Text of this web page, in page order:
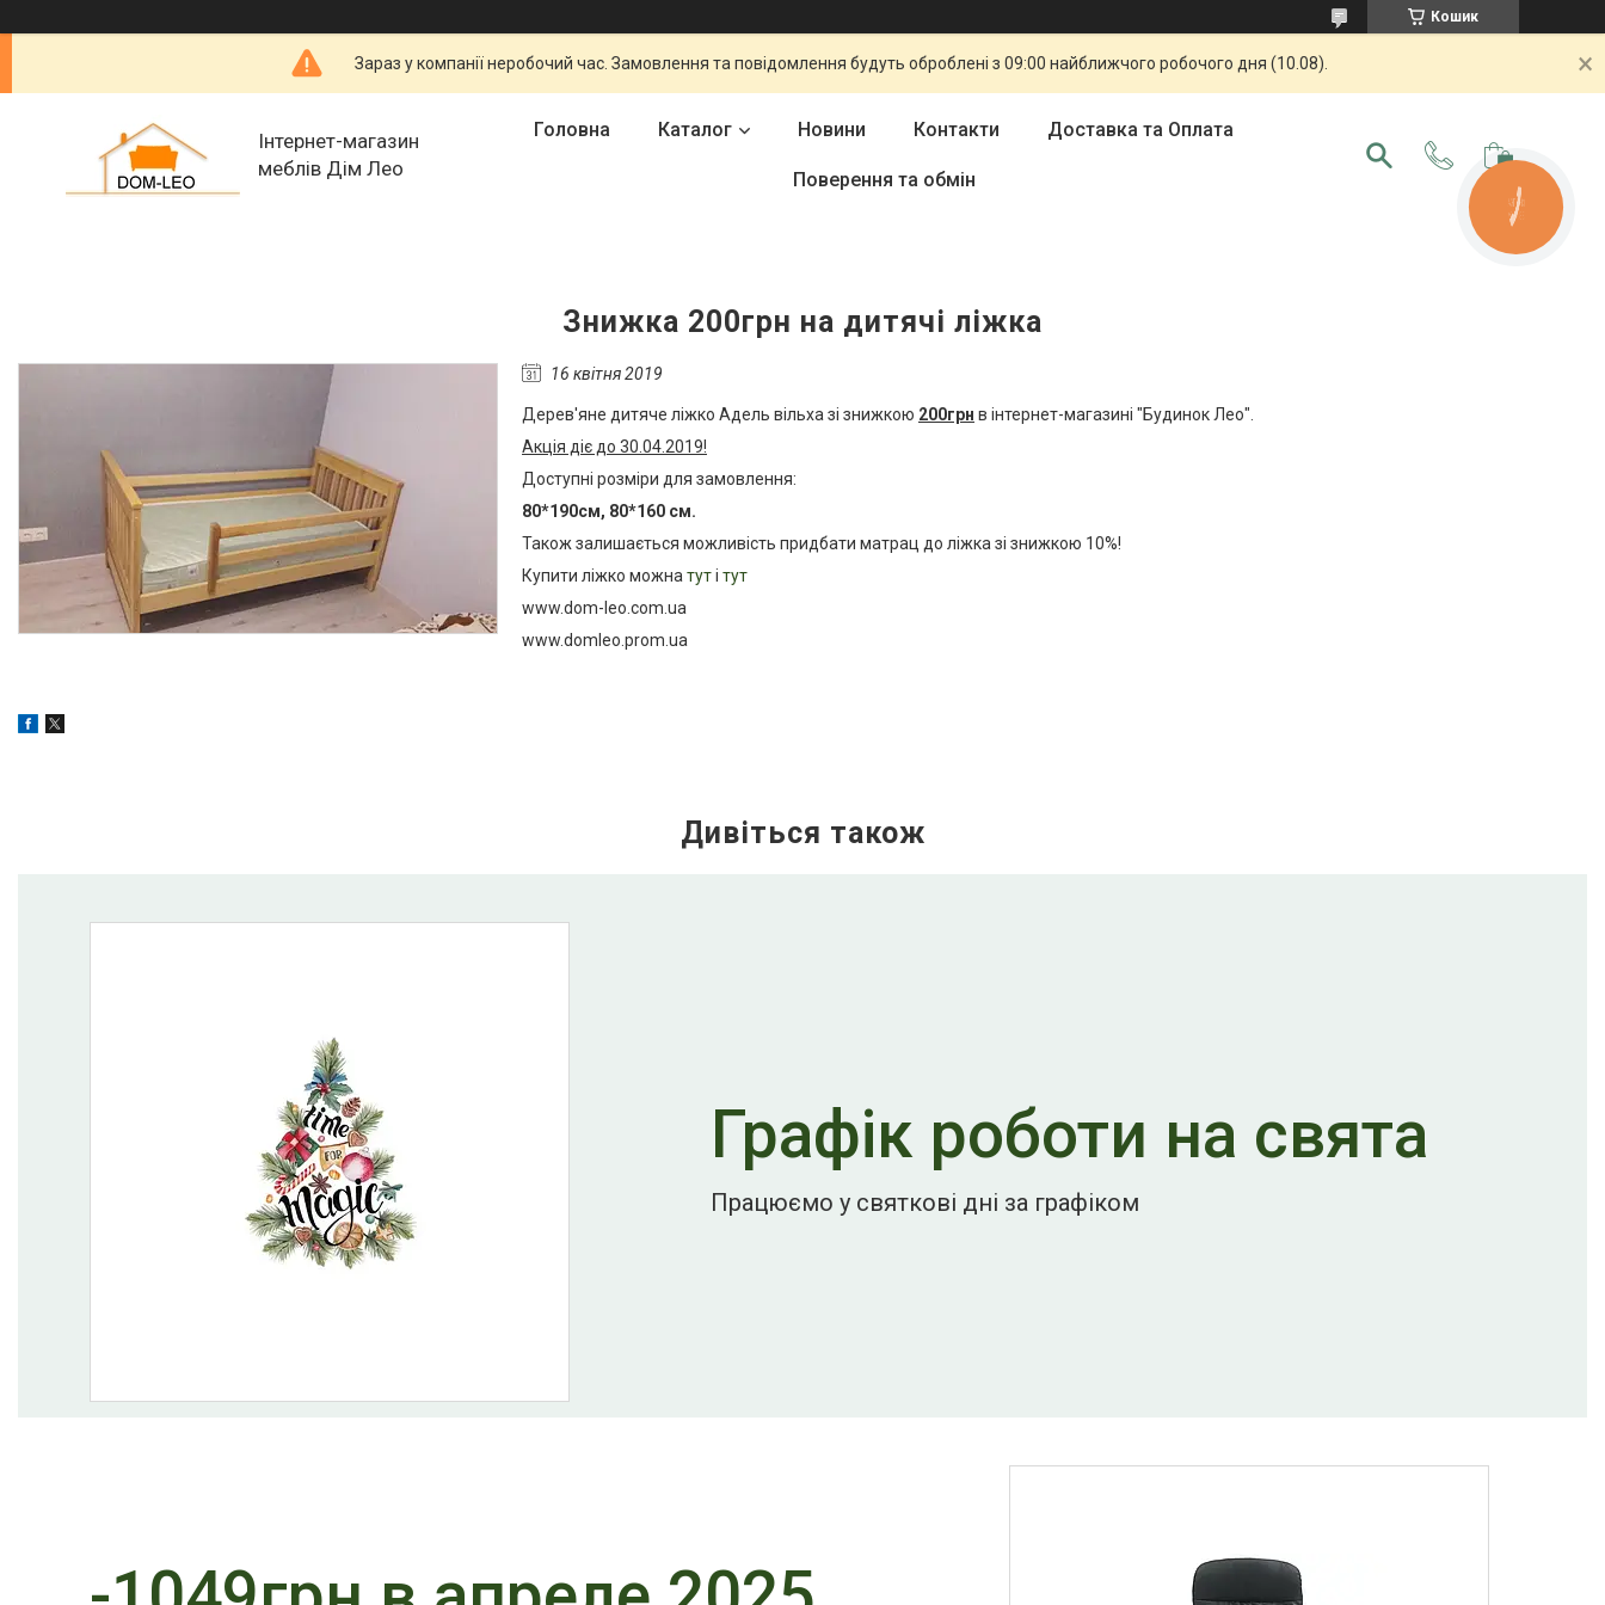
Кошик
Зараз у компанії неробочий час. Замовлення та повідомлення будуть оброблені з 09:00 найближчого робочого дня (10.08).
Інтернет-магазин
меблів Дім Лео
Головна Каталог Новини Контакти Доставка та Оплата
Поверення та обмін
Знижка 200грн на дитячі ліжка
16 квітня 2019
Дерев'яне дитяче ліжко Адель вільха зі знижкою 200грн в інтернет-магазині "Будинок Лео".
Акція діє до 30.04.2019!
Доступні розміри для замовлення:
80*190см, 80*160 см.
Також залишається можливість придбати матрац до ліжка зі знижкою 10%!
Купити ліжко можна туті тут
www.dom-leo.com.ua
www.domleo.prom.ua
Графік роботи на свята
Працюємо у святкові дні за графіком
КНОПКА
ЗВ'ЯЗКУ